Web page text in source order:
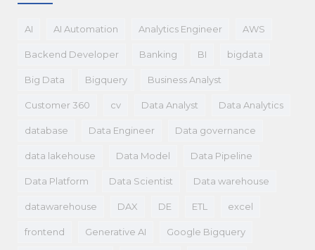
AI AI Automation Analytics Engineer AWS
Backend Developer Banking BI bigdata
Big Data Bigquery Business Analyst
Customer 360 cv Data Analyst Data Analytics
database Data Engineer Data governance
data lakehouse Data Model Data Pipeline
Data Platform Data Scientist Data warehouse
datawarehouse DAX DE ETL excel
frontend Generative AI Google Bigquery